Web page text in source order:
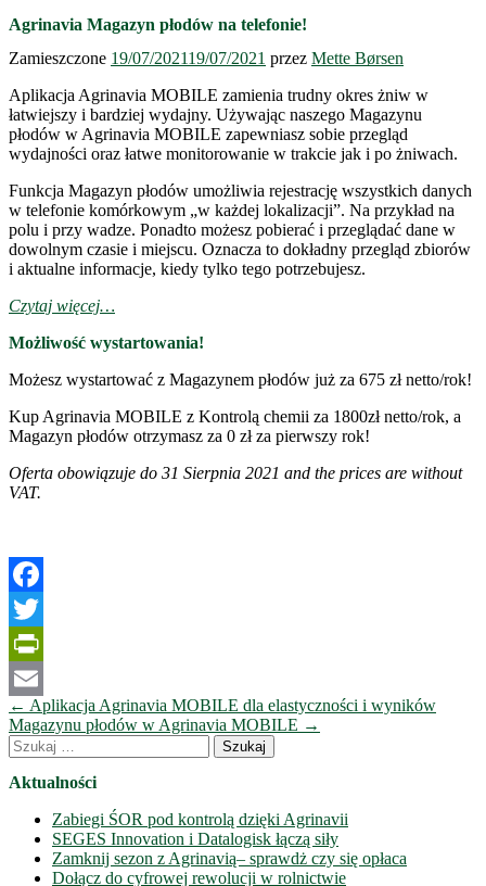
Agrinavia Magazyn płodów na telefonie!
Zamieszczone 19/07/202119/07/2021 przez Mette Børsen
Aplikacja Agrinavia MOBILE zamienia trudny okres żniw w
łatwiejszy i bardziej wydajny. Używając naszego Magazynu
płodów w Agrinavia MOBILE zapewniasz sobie przegląd
wydajności oraz łatwe monitorowanie w trakcie jak i po żniwach.
Funkcja Magazyn płodów umożliwia rejestrację wszystkich danych
w telefonie komórkowym „w każdej lokalizacji”. Na przykład na
polu i przy wadze. Ponadto możesz pobierać i przeglądać dane w
dowolnym czasie i miejscu. Oznacza to dokładny przegląd zbiorów
i aktualne informacje, kiedy tylko tego potrzebujesz.
Czytaj więcej…
Możliwość wystartowania!
Możesz wystartować z Magazynem płodów już za 675 zł netto/rok!
Kup Agrinavia MOBILE z Kontrolą chemii za 1800zł netto/rok, a
Magazyn płodów otrzymasz za 0 zł za pierwszy rok!
Oferta obowiązuje do 31 Sierpnia 2021 and the prices are without
VAT.
Facebook
Twitter
PrintFriendly
Email
Nawigacja
wpisów
← Aplikacja Agrinavia MOBILE dla elastyczności i wyników
Magazynu płodów w Agrinavia MOBILE →
Szukaj:
Aktualności
Zabiegi ŚOR pod kontrolą dzięki Agrinavii
SEGES Innovation i Datalogisk łączą siły
Zamknij sezon z Agrinavią– sprawdż czy się opłaca
Dołącz do cyfrowej rewolucji w rolnictwie